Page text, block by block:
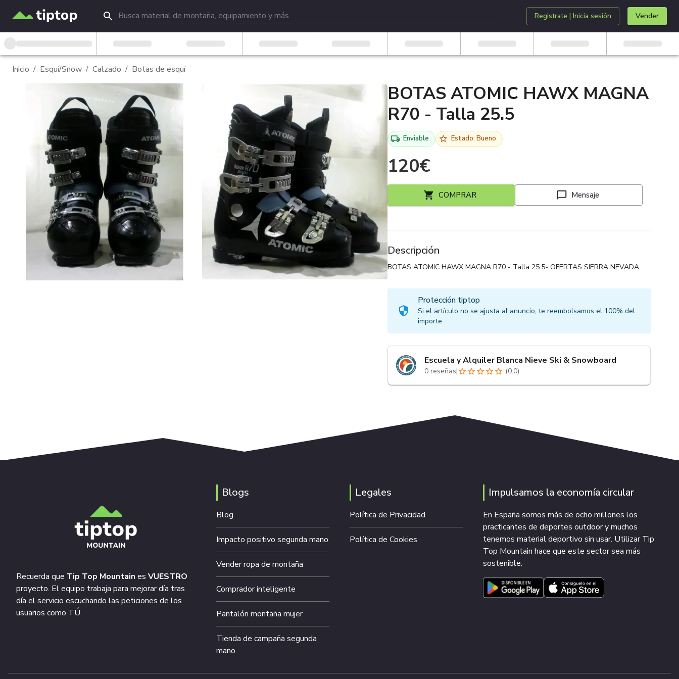
Registrate | Inicia sesión Vender
Inicio / Esquí/Snow / Calzado / Botas de esquí
BOTAS ATOMIC HAWX MAGNA
R70 - Talla 25.5
Enviable Estado: Bueno
120€
COMPRAR Mensaje
Descripción
BOTAS ATOMIC HAWX MAGNA R70 - Talla 25.5- OFERTAS SIERRA NEVADA
Protección tiptop
Si el artículo no se ajusta al anuncio, te reembolsamos el 100% del
importe
Escuela y Alquiler Blanca Nieve Ski & Snowboard
0reseñas| (0.0)
Recuerda que Tip Top Mountain es VUESTRO
proyecto. El equipo trabaja para mejorar día tras
día el servicio escuchando las peticiones de los
usuarios como TÚ.
Blogs
Blog
Impacto positivo segunda mano
Vender ropa de montaña
Comprador inteligente
Pantalón montaña mujer
Tienda de campaña segunda
mano
Legales
Política de Privacidad
Política de Cookies
Impulsamos la economía circular
En España somos más de ocho millones los
practicantes de deportes outdoor y muchos
tenemos material deportivo sin usar. Utilizar Tip
Top Mountain hace que este sector sea más
sostenible.